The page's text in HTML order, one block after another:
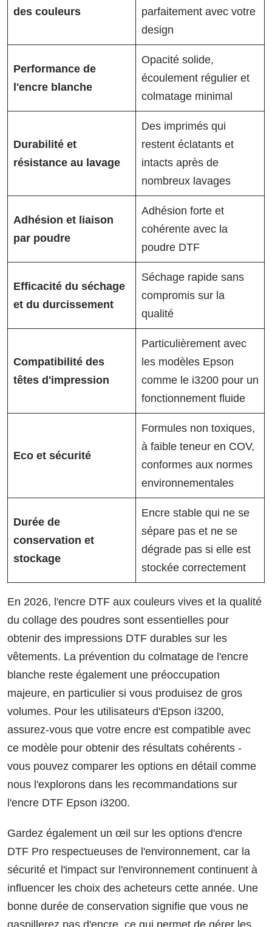
des couleurs
parfaitement avec votre
design
Performance de
l'encre blanche
Opacité solide,
écoulement régulier et
colmatage minimal
Durabilité et
résistance au lavage
Des imprimés qui
restent éclatants et
intacts après de
nombreux lavages
Adhésion et liaison
par poudre
Adhésion forte et
cohérente avec la
poudre DTF
Efficacité du séchage
et du durcissement
Séchage rapide sans
compromis sur la
qualité
Compatibilité des
têtes d'impression
Particulièrement avec
les modèles Epson
comme le i3200 pour un
fonctionnement fluide
Eco et sécurité
Formules non toxiques,
à faible teneur en COV,
conformes aux normes
environnementales
Durée de
conservation et
stockage
Encre stable qui ne se
sépare pas et ne se
dégrade pas si elle est
stockée correctement
En 2026, l'encre DTF aux couleurs vives et la qualité
du collage des poudres sont essentielles pour
obtenir des impressions DTF durables sur les
vêtements. La prévention du colmatage de l'encre
blanche reste également une préoccupation
majeure, en particulier si vous produisez de gros
volumes. Pour les utilisateurs d'Epson i3200,
assurez-vous que votre encre est compatible avec
ce modèle pour obtenir des résultats cohérents -
vous pouvez comparer les options en détail comme
nous l'explorons dans les recommandations sur
l'encre DTF Epson i3200.
Gardez également un œil sur les options d'encre
DTF Pro respectueuses de l'environnement, car la
sécurité et l'impact sur l'environnement continuent à
influencer les choix des acheteurs cette année. Une
bonne durée de conservation signifie que vous ne
gaspillerez pas d'encre, ce qui permet de gérer les